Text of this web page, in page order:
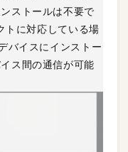
ストールは不要で
トに対応している場
バイスにインストー
ス間の通信が可能